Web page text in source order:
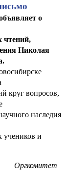
о
чтений,
Николая
круг вопросов,
наследия
и
Оргкомитет